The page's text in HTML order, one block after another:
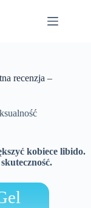
recenzja –
kobiece libido.